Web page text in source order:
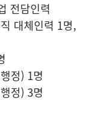
전담인력
대체인력 1명,
정) 1명
정) 3명